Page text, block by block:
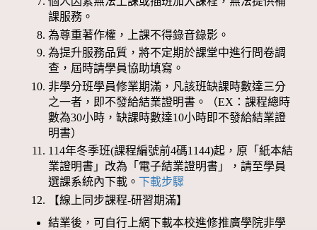
課服務。
為尊重著作權，上課不得錄音錄影。
為提升服務品質，將不定期於課堂中進行問卷調
查，屆時請學員協助填寫。
非學分班學員修業期滿，凡該班缺課時數達三分
之一者，即不發給結業證明書。（EX：課程總時
數為30小時，缺課時數達10小時即不發給結業證
明書）
114年冬季班(課程編號前4碼1144)起，原「紙本結
業證明書」改為「電子結業證明書」，請至學員
選課系統內下載。
下載步驟
【線上同步課程-研習期滿】
結業後，可自行上網下載本校進修推廣學院非學